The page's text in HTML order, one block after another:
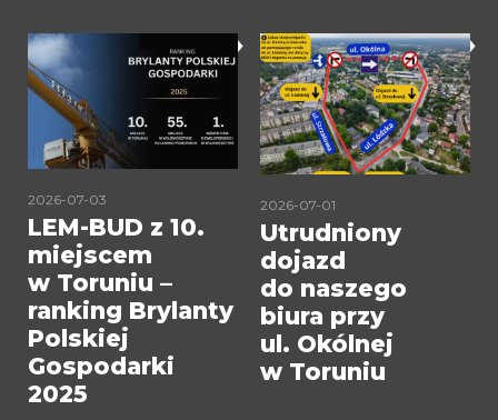
2026-07-03
LEM-BUD z 10.
miejscem
w Toruniu –
ranking Brylanty
Polskiej
Gospodarki
2025
2026-07-01
Utrudniony
dojazd
do naszego
biura przy
ul. Okólnej
w Toruniu